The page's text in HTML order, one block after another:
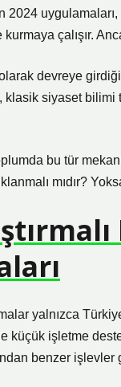
2024
çalışır.
devreye
klasik siyaset bilimi
bu tür
mıdır?
yalnızca
küçük işletme
benzer